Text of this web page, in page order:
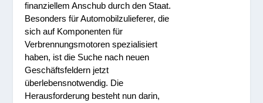
finanziellem Anschub durch den Staat.
Besonders für Automobilzulieferer, die
sich auf Komponenten für
Verbrennungsmotoren spezialisiert
haben, ist die Suche nach neuen
Geschäftsfeldern jetzt
überlebensnotwendig. Die
Herausforderung besteht nun darin,